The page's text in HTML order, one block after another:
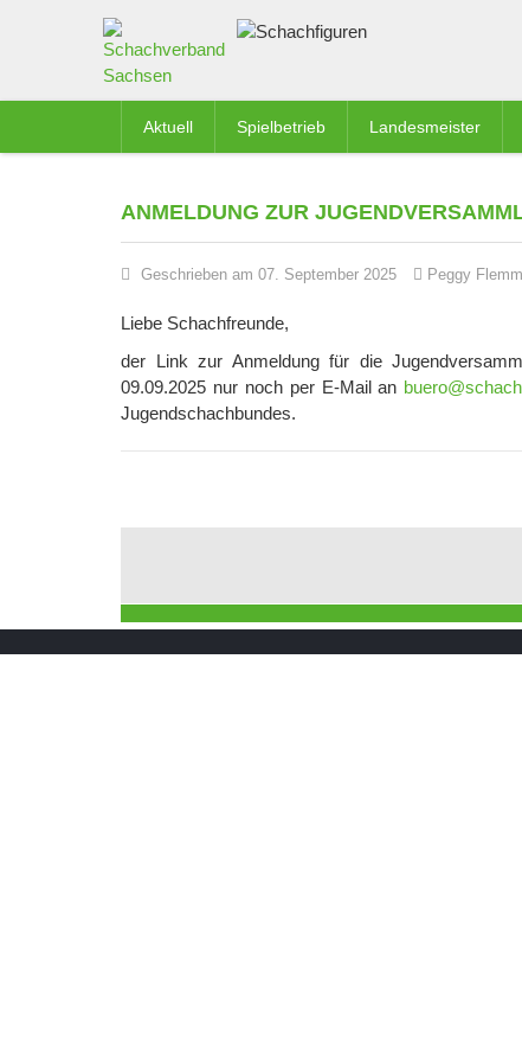
Aktuell Spielbetrieb Landesmeister
ANMELDUNG ZUR
Geschrieben am 07. September 2025 Peggy
Liebe Schachfreunde,
der Link zur Anmeldung für die
09.09.2025 nur noch per E-Mail an
Jugendschachbundes.